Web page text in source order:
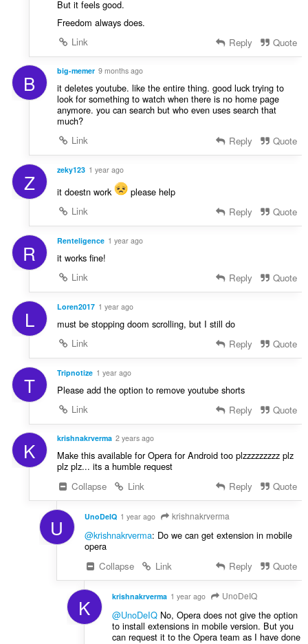
But it feels good.
Freedom always does.
Link
Reply Quote
B big-memer 9 months ago
it deletes youtube. like the entire thing. good luck trying to
look for something to watch when there is no home page
anymore. you can search but who even uses search that
much?
Link
Reply Quote
Z zeky123 1 year ago
it doestn work
please help
Link
Reply Quote
R Renteligence 1 year ago
it works fine!
Link
Reply Quote
L Loren2017 1 year ago
must be stopping doom scrolling, but I still do
Link
Reply Quote
T Tripnotize 1 year ago
Please add the option to remove youtube shorts
Link
Reply Quote
K krishnakrverma 2 years ago
Make this available for Opera for Android too plzzzzzzzzz plz
plz plz... its a humble request
Collapse
Link Reply Quote
U UnoDeIQ 1 year ago krishnakrverma
@krishnakrverma: Do we can get extension in mobile
opera
Collapse
Link Reply Quote
K krishnakrverma 1 year ago UnoDeIQ
@UnoDeIQNo, Opera does not give the option
to install extensions in mobile version. But you
can request it to the Opera team as I have done